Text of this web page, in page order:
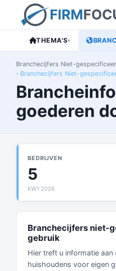
THEMA'S▾
Branchecijfers Niet-
Branchecijfers Niet-
goederen
BEDRIJVEN
5
KW1 2026
Branchecijfers niet-
gebruik
Hier treft u informatie
huishoudens voor eigen